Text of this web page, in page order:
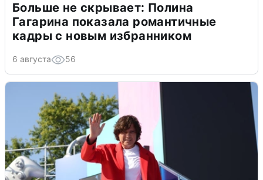
Больше не скрывает: Полина
Гагарина показала романтичные
кадры с новым избранником
6 августа 56